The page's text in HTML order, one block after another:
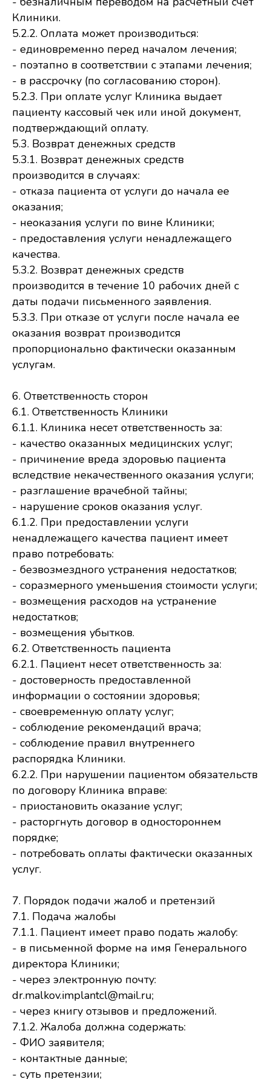
Клиники.
5.2.2. Оплата может производиться:
- единовременно перед началом лечения;
- поэтапно в соответствии с этапами лечения;
- в рассрочку (по согласованию сторон).
5.2.3. При оплате услуг Клиника выдает
пациенту кассовый чек или иной документ,
подтверждающий оплату.
5.3. Возврат денежных средств
5.3.1. Возврат денежных средств
производится в случаях:
- отказа пациента от услуги до начала ее
оказания;
- неоказания услуги по вине Клиники;
- предоставления услуги ненадлежащего
качества.
5.3.2. Возврат денежных средств
производится в течение 10 рабочих дней с
даты подачи письменного заявления.
5.3.3. При отказе от услуги после начала ее
оказания возврат производится
пропорционально фактически оказанным
услугам.
6. Ответственность сторон
6.1. Ответственность Клиники
6.1.1. Клиника несет ответственность за:
- качество оказанных медицинских услуг;
- причинение вреда здоровью пациента
вследствие некачественного оказания услуги;
- разглашение врачебной тайны;
- нарушение сроков оказания услуг.
6.1.2. При предоставлении услуги
ненадлежащего качества пациент имеет
право потребовать:
- безвозмездного устранения недостатков;
- соразмерного уменьшения стоимости услуги;
- возмещения расходов на устранение
недостатков;
- возмещения убытков.
6.2. Ответственность пациента
6.2.1. Пациент несет ответственность за:
- достоверность предоставленной
информации о состоянии здоровья;
- своевременную оплату услуг;
- соблюдение рекомендаций врача;
- соблюдение правил внутреннего
распорядка Клиники.
6.2.2. При нарушении пациентом обязательств
по договору Клиника вправе:
- приостановить оказание услуг;
- расторгнуть договор в одностороннем
порядке;
- потребовать оплаты фактически оказанных
услуг.
7. Порядок подачи жалоб и претензий
7.1. Подача жалобы
7.1.1. Пациент имеет право подать жалобу:
- в письменной форме на имя Генерального
директора Клиники;
- через электронную почту:
dr.malkov.implantcl@mail.ru;
- через книгу отзывов и предложений.
7.1.2. Жалоба должна содержать:
- ФИО заявителя;
- контактные данные;
- суть претензии;